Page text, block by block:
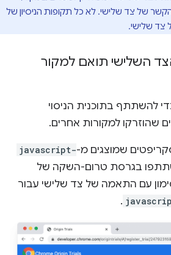
של צד שלישי. לא כל תקופות הניסיון של
צד שלישי.
השלישי תואם למקור
להשתתף בתוכנית הניסוי
שהוזרקו למקורות אחרים.
שמוצגים מ-javascript-
בגרסת טרום-השקה של
עם התאמה של צד שלישי עבור
.